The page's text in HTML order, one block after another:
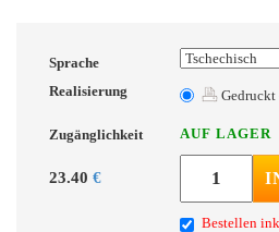
Sprache
Realisierung
Gedruckt
Zugänglichkeit AUF LAGER
23.40 €
Bestellen